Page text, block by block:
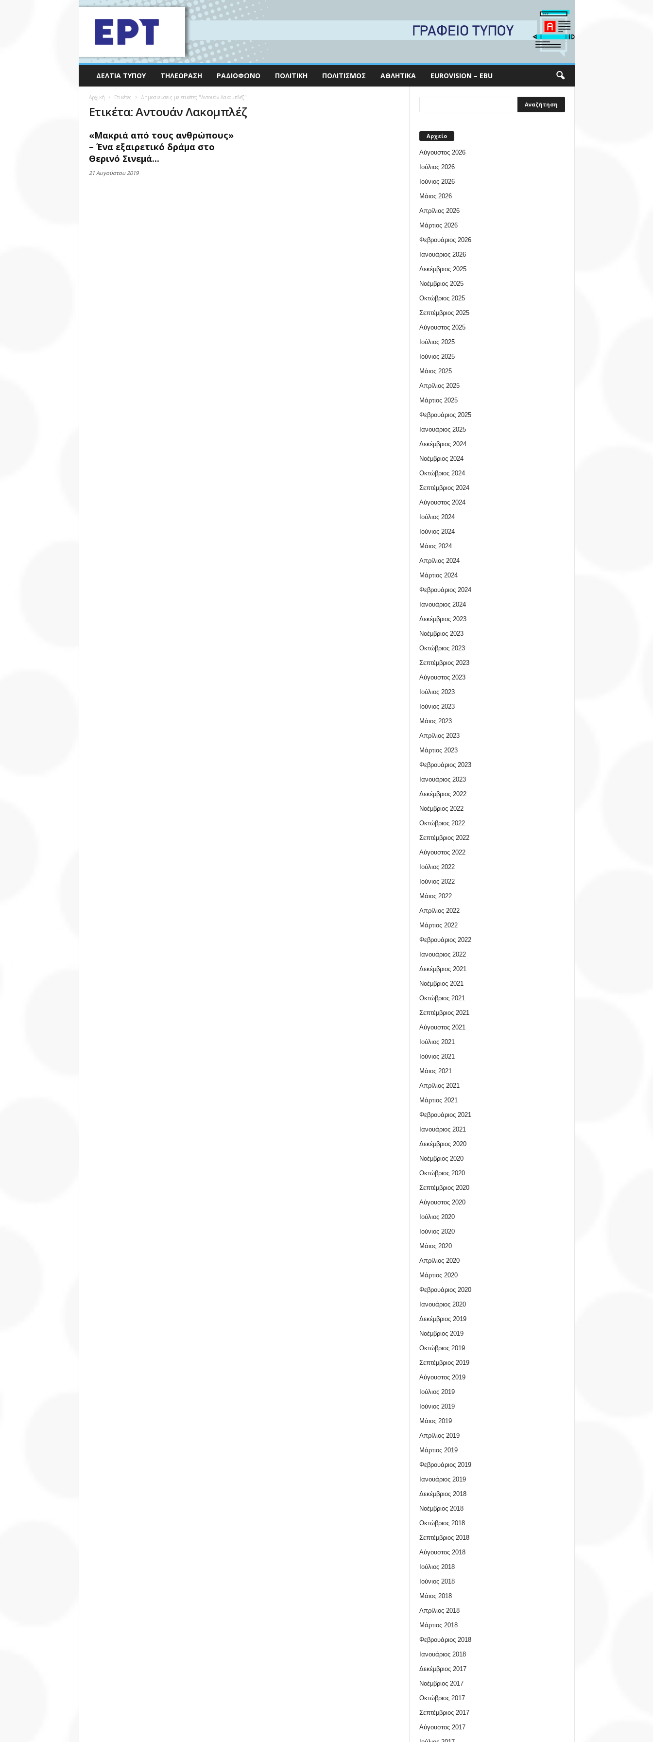
ΔΕΛΤΊΑ ΤΎΠΟΥ ΤΗΛΕΌΡΑΣΗ ΡΑΔΙΌΦΩΝΟ ΠΟΛΙΤΙΚΉ ΠΟΛΙΤΙΣΜΌΣ ΑΘΛΗΤΙΚΆ EUROVISION – EBU
Αρχική Ετικέτες Δημοσιεύσεις με ετικέτες "Αντουάν Λακομπλέζ"
Ετικέτα: Αντουάν Λακομπλέζ
«Μακριά από τους ανθρώπους»
– Ένα εξαιρετικό δράμα στο
Θερινό Σινεμά...
21 Αυγούστου 2019
Αρχείο
Αύγουστος 2026
Ιούλιος 2026
Ιούνιος 2026
Μάιος 2026
Απρίλιος 2026
Μάρτιος 2026
Φεβρουάριος 2026
Ιανουάριος 2026
Δεκέμβριος 2025
Νοέμβριος 2025
Οκτώβριος 2025
Σεπτέμβριος 2025
Αύγουστος 2025
Ιούλιος 2025
Ιούνιος 2025
Μάιος 2025
Απρίλιος 2025
Μάρτιος 2025
Φεβρουάριος 2025
Ιανουάριος 2025
Δεκέμβριος 2024
Νοέμβριος 2024
Οκτώβριος 2024
Σεπτέμβριος 2024
Αύγουστος 2024
Ιούλιος 2024
Ιούνιος 2024
Μάιος 2024
Απρίλιος 2024
Μάρτιος 2024
Φεβρουάριος 2024
Ιανουάριος 2024
Δεκέμβριος 2023
Νοέμβριος 2023
Οκτώβριος 2023
Σεπτέμβριος 2023
Αύγουστος 2023
Ιούλιος 2023
Ιούνιος 2023
Μάιος 2023
Απρίλιος 2023
Μάρτιος 2023
Φεβρουάριος 2023
Ιανουάριος 2023
Δεκέμβριος 2022
Νοέμβριος 2022
Οκτώβριος 2022
Σεπτέμβριος 2022
Αύγουστος 2022
Ιούλιος 2022
Ιούνιος 2022
Μάιος 2022
Απρίλιος 2022
Μάρτιος 2022
Φεβρουάριος 2022
Ιανουάριος 2022
Δεκέμβριος 2021
Νοέμβριος 2021
Οκτώβριος 2021
Σεπτέμβριος 2021
Αύγουστος 2021
Ιούλιος 2021
Ιούνιος 2021
Μάιος 2021
Απρίλιος 2021
Μάρτιος 2021
Φεβρουάριος 2021
Ιανουάριος 2021
Δεκέμβριος 2020
Νοέμβριος 2020
Οκτώβριος 2020
Σεπτέμβριος 2020
Αύγουστος 2020
Ιούλιος 2020
Ιούνιος 2020
Μάιος 2020
Απρίλιος 2020
Μάρτιος 2020
Φεβρουάριος 2020
Ιανουάριος 2020
Δεκέμβριος 2019
Νοέμβριος 2019
Οκτώβριος 2019
Σεπτέμβριος 2019
Αύγουστος 2019
Ιούλιος 2019
Ιούνιος 2019
Μάιος 2019
Απρίλιος 2019
Μάρτιος 2019
Φεβρουάριος 2019
Ιανουάριος 2019
Δεκέμβριος 2018
Νοέμβριος 2018
Οκτώβριος 2018
Σεπτέμβριος 2018
Αύγουστος 2018
Ιούλιος 2018
Ιούνιος 2018
Μάιος 2018
Απρίλιος 2018
Μάρτιος 2018
Φεβρουάριος 2018
Ιανουάριος 2018
Δεκέμβριος 2017
Νοέμβριος 2017
Οκτώβριος 2017
Σεπτέμβριος 2017
Αύγουστος 2017